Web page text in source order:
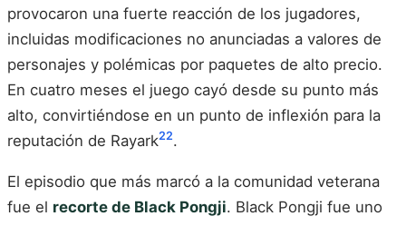
provocaron una fuerte reacción de los jugadores,
incluidas modificaciones no anunciadas a valores de
personajes y polémicas por paquetes de alto precio.
En cuatro meses el juego cayó desde su punto más
alto, convirtiéndose en un punto de inflexión para la
reputación de Rayark22.
El episodio que más marcó a la comunidad veterana
fue el recorte de Black Pongji. Black Pongji fue uno